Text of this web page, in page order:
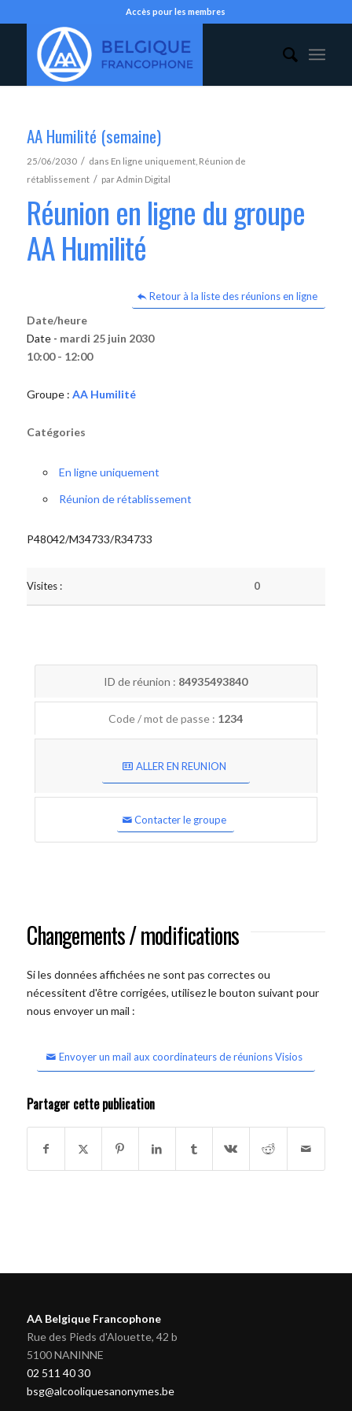
Accès pour les membres
AA Humilité (semaine)
25/06/2030 / dans En ligne uniquement, Réunion de
rétablissement / parAdmin Digital
Réunion en ligne du groupe
AA Humilité
Retour à la liste des réunions en ligne
Date/heure
Date - mardi 25 juin 2030
10:00 - 12:00
Groupe : AA Humilité
Catégories
En ligne uniquement
Réunion de rétablissement
P48042/M34733/R34733
Visites : 0
ID de réunion : 84935493840
Code / mot de passe : 1234
ALLER EN REUNION
Contacter le groupe
Changements / modifications
Si les données affichées ne sont pas correctes ou
nécessitent d'être corrigées, utilisez le bouton suivant pour
nous envoyer un mail :
Envoyer un mail aux coordinateurs de réunions Visios
Partager cette publication
AA Belgique Francophone
Rue des Pieds d'Alouette, 42 b
5100 NANINNE
02 511 40 30
bsg@alcooliquesanonymes.be